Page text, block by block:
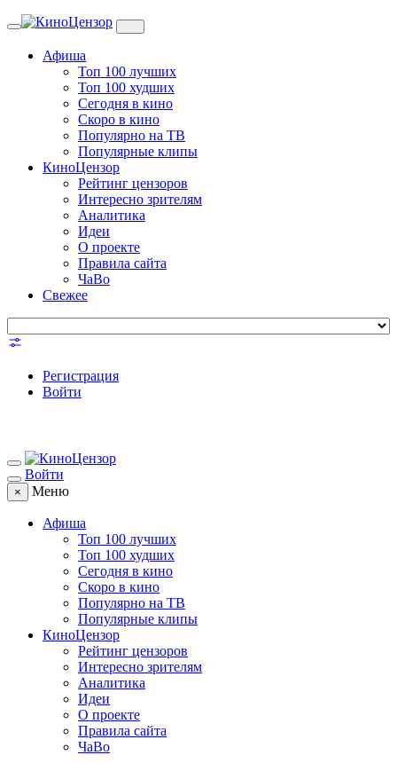
Toggle
Афиша
Топ 100 лучших
Топ 100 худших
Сегодня в кино
Скоро в кино
Популярно на ТВ
Популярные клипы
КиноЦензор
Рейтинг цензоров
Интересно зрителям
Аналитика
Идеи
О проекте
Правила сайта
ЧаВо
Свежее
Регистрация
Войти
Войти
× Меню
Афиша
Топ 100 лучших
Топ 100 худших
Сегодня в кино
Скоро в кино
Популярно на ТВ
Популярные клипы
КиноЦензор
Рейтинг цензоров
Интересно зрителям
Аналитика
Идеи
О проекте
Правила сайта
ЧаВо